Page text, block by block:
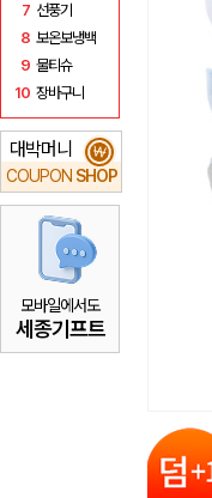
7 선풍기
8 보온보냉백
9 물티슈
10 장바구니
대박머니
COUPON SHOP
₩
모바일에서도
세종기프트